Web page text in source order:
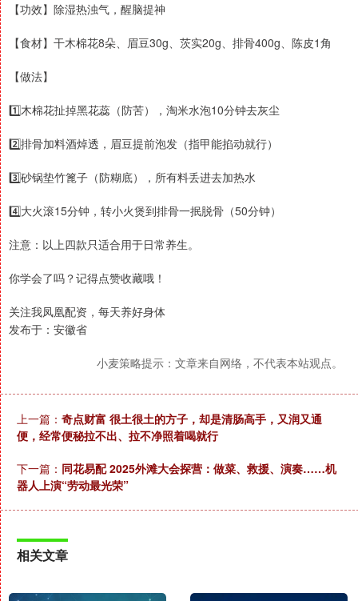
【功效】除湿热浊气，醒脑提神
【食材】干木棉花8朵、眉豆30g、茨实20g、排骨400g、陈皮1角
【做法】
1️⃣木棉花扯掉黑花蕊（防苦），淘米水泡10分钟去灰尘
2️⃣排骨加料酒焯透，眉豆提前泡发（指甲能掐动就行）
3️⃣砂锅垫竹篦子（防糊底），所有料丢进去加热水
4️⃣大火滚15分钟，转小火煲到排骨一抿脱骨（50分钟）
注意：以上四款只适合用于日常养生。
你学会了吗？记得点赞收藏哦！
关注我凤凰配资，每天养好身体
发布于：安徽省
小麦策略提示：文章来自网络，不代表本站观点。
上一篇： 奇点财富 很土很土的方子，却是清肠高手，又润又通
便，经常便秘拉不出、拉不净照着喝就行
下一篇： 同花易配 2025外滩大会探营：做菜、救援、演奏……机
器人上演“劳动最光荣”
相关文章